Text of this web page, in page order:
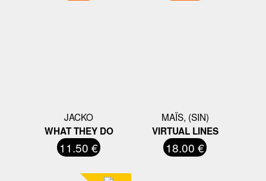
JACKO
WHAT THEY DO
11.50 €
MAÏS, (SIN)
VIRTUAL LINES
18.00 €